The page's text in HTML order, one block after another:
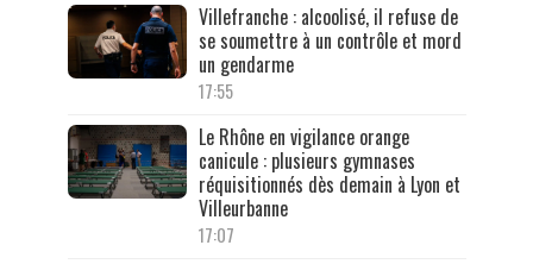
Villefranche : alcoolisé, il refuse de
se soumettre à un contrôle et mord
un gendarme
17:55
Le Rhône en vigilance orange
canicule : plusieurs gymnases
réquisitionnés dès demain à Lyon et
Villeurbanne
17:07